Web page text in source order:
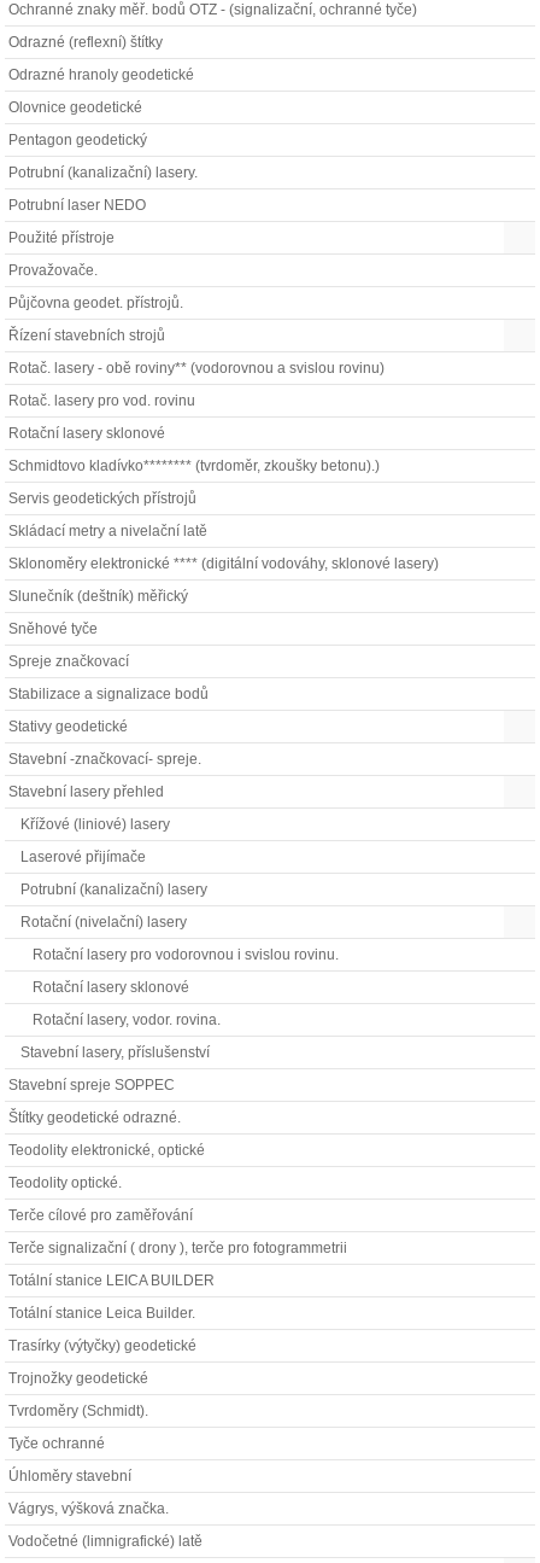
Ochranné znaky měř. bodů OTZ - (signalizační, ochranné tyče)
Odrazné (reflexní) štítky
Odrazné hranoly geodetické
Olovnice geodetické
Pentagon geodetický
Potrubní (kanalizační) lasery.
Potrubní laser NEDO
Použité přístroje
Provažovače.
Půjčovna geodet. přístrojů.
Řízení stavebních strojů
Rotač. lasery - obě roviny** (vodorovnou a svislou rovinu)
Rotač. lasery pro vod. rovinu
Rotační lasery sklonové
Schmidtovo kladívko******** (tvrdoměr, zkoušky betonu).)
Servis geodetických přístrojů
Skládací metry a nivelační latě
Sklonoměry elektronické **** (digitální vodováhy, sklonové lasery)
Slunečník (deštník) měřický
Sněhové tyče
Spreje značkovací
Stabilizace a signalizace bodů
Stativy geodetické
Stavební -značkovací- spreje.
Stavební lasery přehled
Křížové (liniové) lasery
Laserové přijímače
Potrubní (kanalizační) lasery
Rotační (nivelační) lasery
Rotační lasery pro vodorovnou i svislou rovinu.
Rotační lasery sklonové
Rotační lasery, vodor. rovina.
Stavební lasery, příslušenství
Stavební spreje SOPPEC
Štítky geodetické odrazné.
Teodolity elektronické, optické
Teodolity optické.
Terče cílové pro zaměřování
Terče signalizační ( drony ), terče pro fotogrammetrii
Totální stanice LEICA BUILDER
Totální stanice Leica Builder.
Trasírky (výtyčky) geodetické
Trojnožky geodetické
Tvrdoměry (Schmidt).
Tyče ochranné
Úhloměry stavební
Vágrys, výšková značka.
Vodočetné (limnigrafické) latě